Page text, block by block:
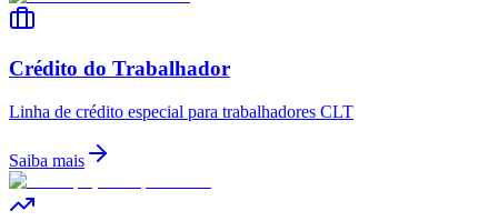
Crédito do Trabalhador
Linha de crédito especial para trabalhadores CLT
Saiba mais